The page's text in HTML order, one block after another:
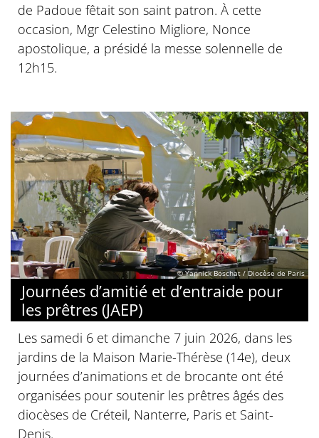
de Padoue fêtait son saint patron. À cette
occasion, Mgr Celestino Migliore, Nonce
apostolique, a présidé la messe solennelle de
12h15.
© Yannick Boschat / Diocèse de Paris
Journées d’amitié et d’entraide pour
les prêtres (JAEP)
Les samedi 6 et dimanche 7 juin 2026, dans les
jardins de la Maison Marie-Thérèse (14e), deux
journées d’animations et de brocante ont été
organisées pour soutenir les prêtres âgés des
diocèses de Créteil, Nanterre, Paris et Saint-
Denis.